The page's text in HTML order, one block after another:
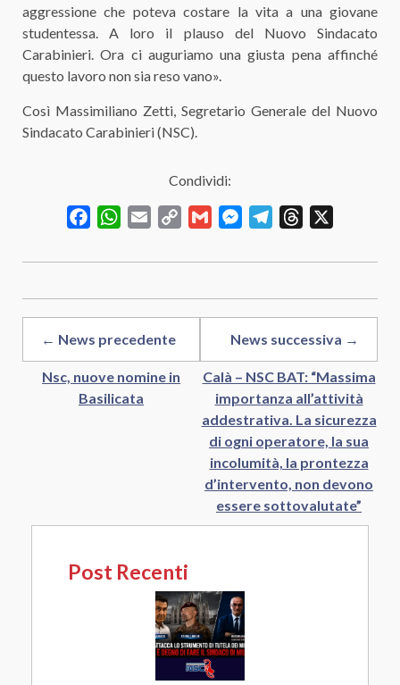
aggressione che poteva costare la vita a una giovane
studentessa. A loro il plauso del Nuovo Sindacato
Carabinieri. Ora ci auguriamo una giusta pena affinché
questo lavoro non sia reso vano».
Così Massimiliano Zetti, Segretario Generale del Nuovo
Sindacato Carabinieri (NSC).
Condividi:
FacebookWhatsApp
Email
Copy
Gmail MessengerTelegramThreads
← News precedente
Nsc, nuove nomine in
Basilicata
News successiva →
Calà – NSC BAT: “Massima
importanza all’attività
addestrativa. La sicurezza
di ogni operatore, la sua
incolumità, la prontezza
d’intervento, non devono
essere sottovalutate”
Post Recenti